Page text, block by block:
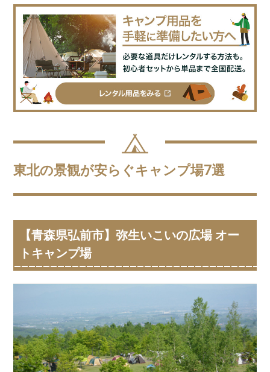
東北の景観が安らぐキャンプ場7選
【青森県弘前市】弥生いこいの広場 オー
トキャンプ場